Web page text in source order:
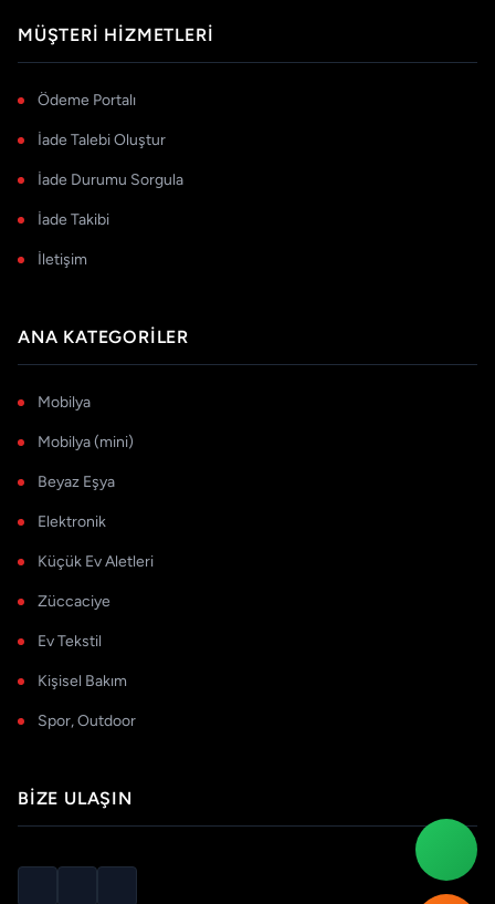
MÜŞTERI HIZMETLERI
Ödeme Portalı
İade Talebi Oluştur
İade Durumu Sorgula
İade Takibi
İletişim
ANA KATEGORILER
Mobilya
Mobilya (mini)
Beyaz Eşya
Elektronik
Küçük Ev Aletleri
Züccaciye
Ev Tekstil
Kişisel Bakım
Spor, Outdoor
BIZE ULAŞIN